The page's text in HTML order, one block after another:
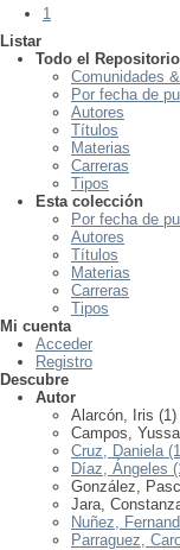
1
Listar
Todo el Repositorio
Comunidades
Por fecha de
Autores
Títulos
Materias
Carreras
Tipos
Esta colección
Por fecha de
Autores
Títulos
Materias
Carreras
Tipos
Mi cuenta
Acceder
Registro
Descubre
Autor
Alarcón, Iris (1)
Campos,
Cruz, Daniela
Díaz, Ángeles
González,
Jara,
Nuñez,
Parraguez,